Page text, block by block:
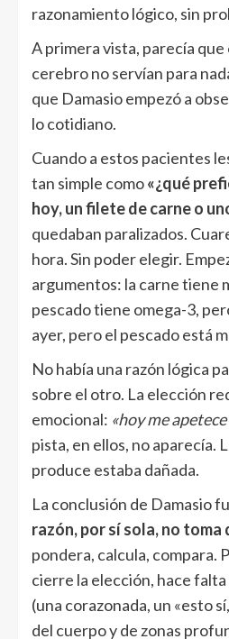
razonamiento lógico, sin
A primera vista, parecía que
cerebro no servían para
que Damasio empezó a
lo cotidiano.
Cuando a estos pacientes
tan simple como«¿qué
hoy, un filete de carne o
quedaban paralizados.
hora. Sin poder elegir.
argumentos: la carne tiene
pescado tiene omega-3,
ayer, pero el pescado está
No había una razón lógica
sobre el otro. La elección
emocional: «hoy me
pista, en ellos, no aparecía.
produce estaba dañada.
La conclusión de Damasio
razón, por sí sola, no toma
pondera, calcula, compara.
cierre la elección, hace
(una corazonada, un «esto
del cuerpo y de zonas